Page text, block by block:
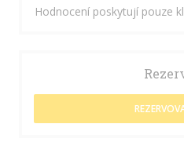
Hodnocení poskytují pouze